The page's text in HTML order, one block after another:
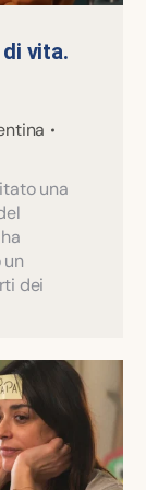
vita.
una
dei